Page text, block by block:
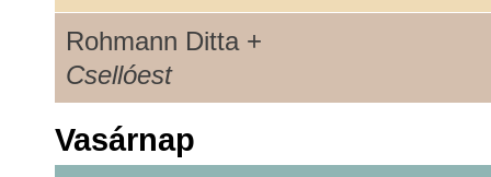
Rohmann Ditta +
Csellóest
Vasárnap